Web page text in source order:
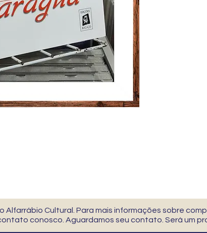
Alfarrábio Cultural. Para mais informações sobre
conosco. Aguardamos seu contato. Será um